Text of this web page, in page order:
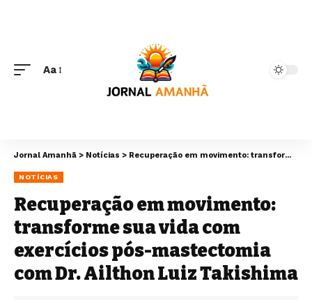
Aa
Jornal Amanhã > Notícias > Recuperação em movimento: transforme sua vida com exercícios pós-mastectomia com Dr. Ailthon Luiz Takishima
NOTÍCIAS
Recuperação em movimento:
transforme sua vida com
exercícios pós-mastectomia
com Dr. Ailthon Luiz Takishima